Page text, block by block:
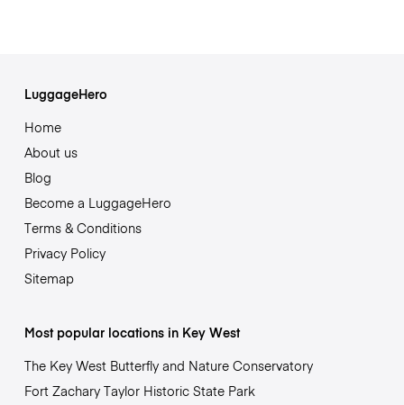
LuggageHero
Home
About us
Blog
Become a LuggageHero
Terms & Conditions
Privacy Policy
Sitemap
Most popular locations in Key West
The Key West Butterfly and Nature Conservatory
Fort Zachary Taylor Historic State Park